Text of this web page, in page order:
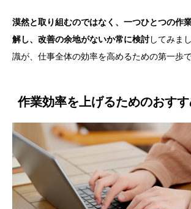
漠然と取り組むのではなく、一つひとつの作
解し、改善の余地がないか常に検討してみま
識が、仕事全体の効率を高めるための第一歩で
作業効率を上げるためのおす